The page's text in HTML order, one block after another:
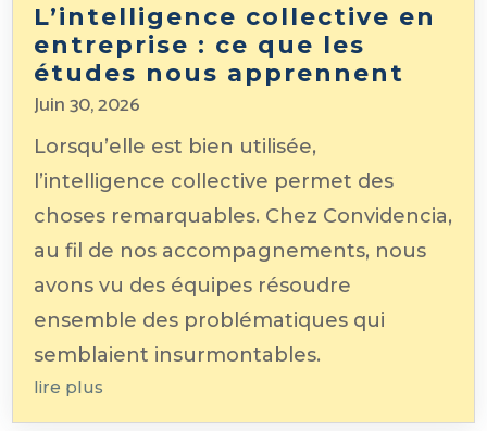
L’intelligence collective en
entreprise : ce que les
études nous apprennent
Juin 30, 2026
Lorsqu’elle est bien utilisée,
l’intelligence collective permet des
choses remarquables. Chez Convidencia,
au fil de nos accompagnements, nous
avons vu des équipes résoudre
ensemble des problématiques qui
semblaient insurmontables.
lire plus